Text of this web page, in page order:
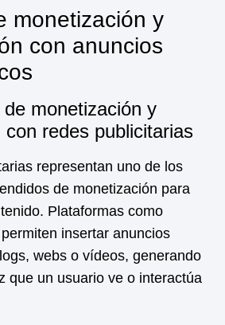
monetización y
con anuncios
monetización y
con redes publicitarias
representan uno de los
de monetización para
Plataformas como
insertar anuncios
webs o vídeos, generando
que un usuario ve o interactúa